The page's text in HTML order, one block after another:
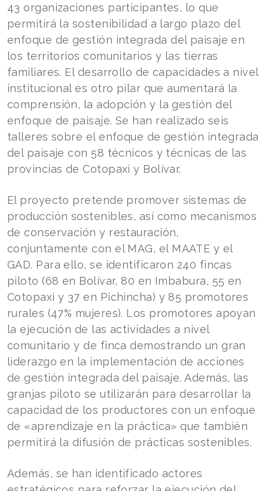
43 organizaciones participantes, lo que
permitirá la sostenibilidad a largo plazo del
enfoque de gestión integrada del paisaje en
los territorios comunitarios y las tierras
familiares. El desarrollo de capacidades a nivel
institucional es otro pilar que aumentará la
comprensión, la adopción y la gestión del
enfoque de paisaje. Se han realizado seis
talleres sobre el enfoque de gestión integrada
del paisaje con 58 técnicos y técnicas de las
provincias de Cotopaxi y Bolívar.
El proyecto pretende promover sistemas de
producción sostenibles, así como mecanismos
de conservación y restauración,
conjuntamente con el MAG, el MAATE y el
GAD. Para ello, se identificaron 240 fincas
piloto (68 en Bolívar, 80 en Imbabura, 55 en
Cotopaxi y 37 en Pichincha) y 85 promotores
rurales (47% mujeres). Los promotores apoyan
la ejecución de las actividades a nivel
comunitario y de finca demostrando un gran
liderazgo en la implementación de acciones
de gestión integrada del paisaje. Además, las
granjas piloto se utilizarán para desarrollar la
capacidad de los productores con un enfoque
de «aprendizaje en la práctica» que también
permitirá la difusión de prácticas sostenibles.
Además, se han identificado actores